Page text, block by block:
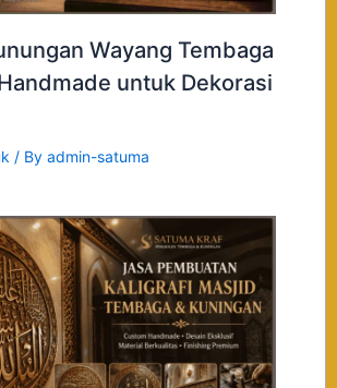
Wayang Tembaga
untuk Dekorasi
/ By admin-satuma